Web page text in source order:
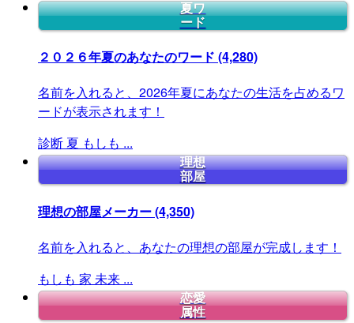
夏ワ
ード
２０２６年夏のあなたのワード (4,280)
名前を入れると、2026年夏にあなたの生活を占めるワ
ードが表示されます！
診断 夏 もしも ...
理想
部屋
理想の部屋メーカー(4,350)
名前を入れると、あなたの理想の部屋が完成します！
もしも 家 未来 ...
恋愛
属性